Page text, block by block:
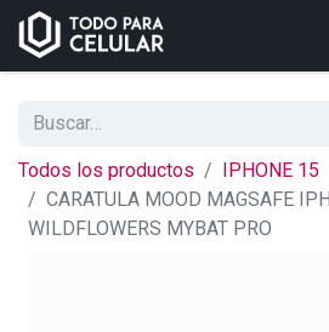
Todos los productos
IPHONE 15
CARATULA MOOD MAGSAFE
WILDFLOWERS MYBAT PRO